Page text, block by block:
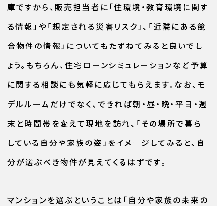
庫ですから、販売担当者に「住環境・教育環境に関す
る情報」や「想定される災害リスク」、「近隣にある競
合物件の情報」についてもたずねてみると良いでし
ょう。もちろん、住宅ローンシミュレーションなど予算
に関する相談にも気軽に応じてもらえます。なお、モ
デルルームだけでなく、できれば朝・昼・晩・平日・週
末と時間帯を変えて現地を訪れ、「その場所で暮ら
している自分や家族の姿」をイメージしてみると、自
分が選ぶべき物件が見えてくるはずです。
マンションを選ぶということは「自分や家族の未来の